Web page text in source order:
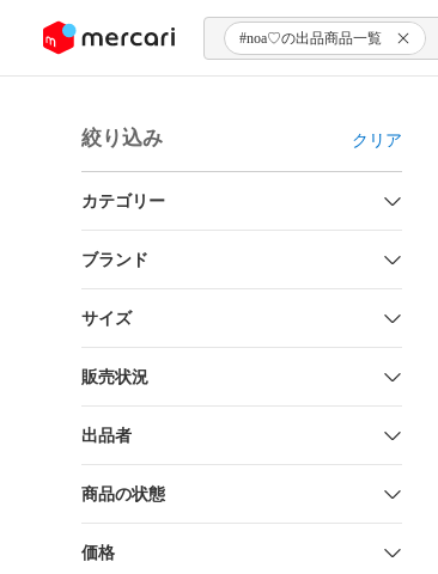
ツにスキップ #noa♡の出品商品一覧
絞り込み クリア
カテゴリー
ブランド
サイズ
販売状況
出品者
商品の状態
価格